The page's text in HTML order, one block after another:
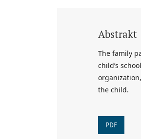
Abstrakt
The family
child’s
the child.
PDF